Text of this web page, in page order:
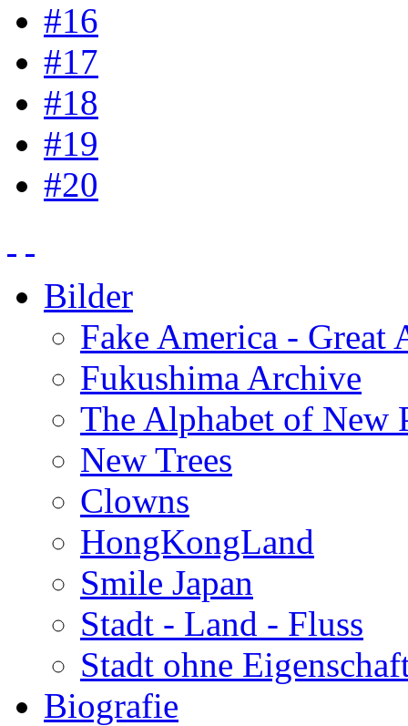
#16
#17
#18
#19
#20
Bilder
Fake America - Great
Fukushima Archive
The Alphabet of New
New Trees
Clowns
HongKongLand
Smile Japan
Stadt - Land - Fluss
Stadt ohne
Biografie